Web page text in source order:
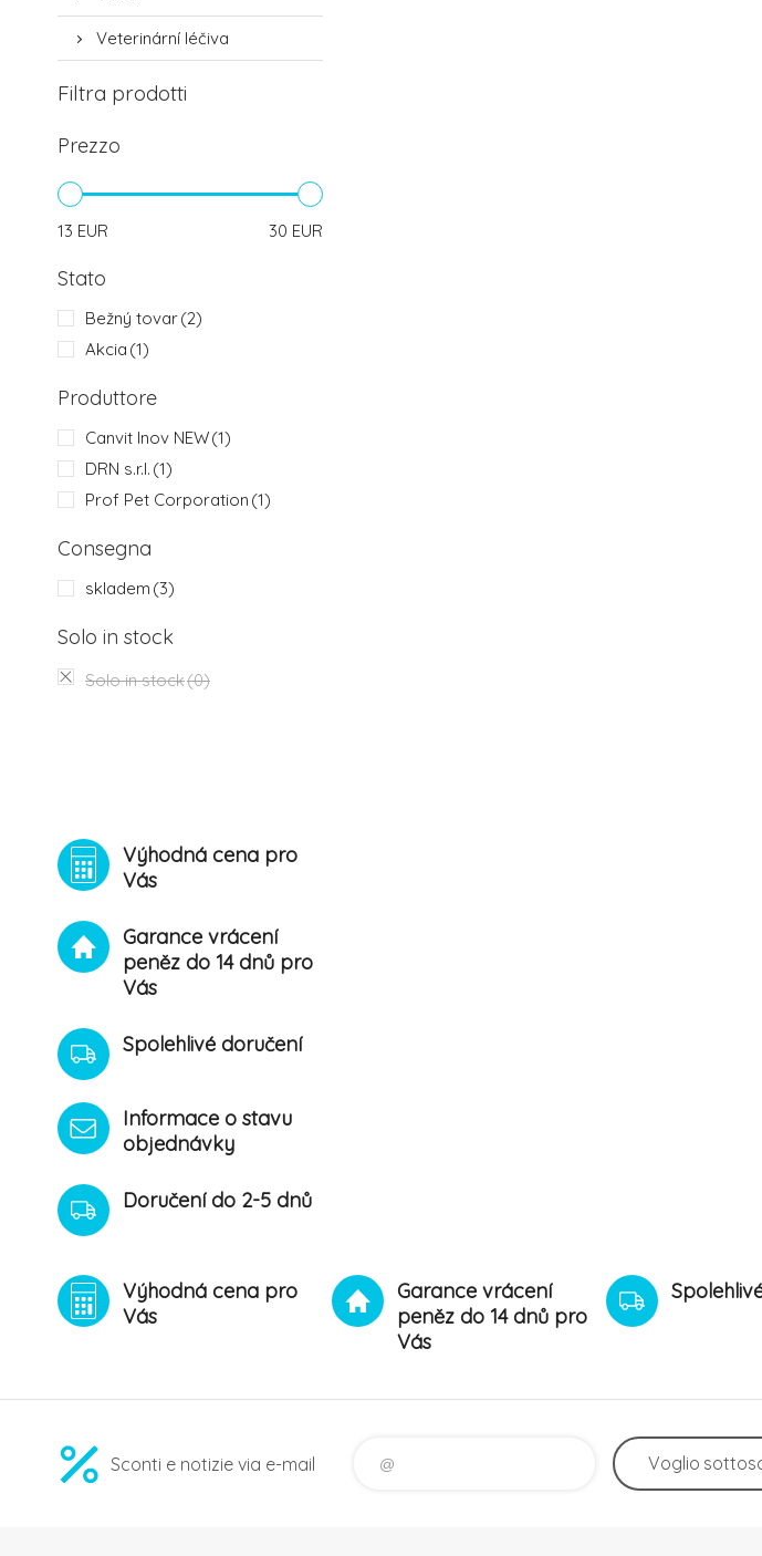
Veterinární léčiva
Filtra prodotti
Prezzo
13 EUR 30 EUR
Stato
Bežný tovar(2)
Akcia (1)
Produttore
Canvit Inov NEW(1)
DRN s.r.l. (1)
Prof Pet Corporation (1)
Consegna
skladem (3)
Solo in stock
Solo in stock(0)
Výhodná cena pro
Vás
Garance vrácení
peněz do 14 dnů pro
Vás
Spolehlivé doručení
Informace o stavu
objednávky
Doručení do 2-5 dnů
Výhodná cena pro
Vás
Garance vrácení
peněz do 14 dnů pro
Vás
Sconti e notizie via e-mail Voglio